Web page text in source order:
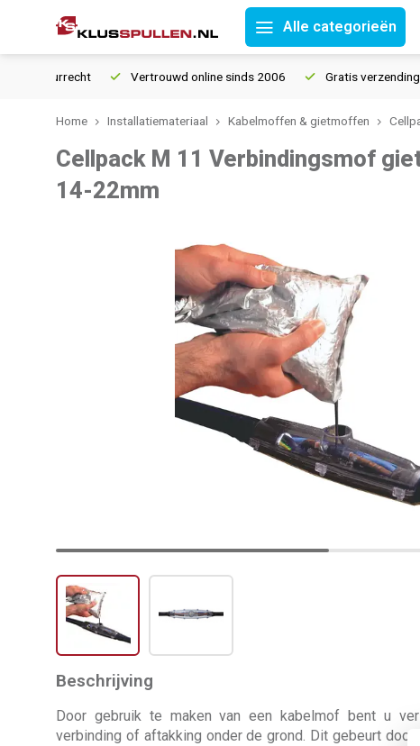
Alle categorieën
retourrecht Vertrouwd online sinds 2006 Gratis verzending
Home Installatiemateriaal Kabelmoffen & gietmoffen
Cellpack M 11 Verbindingsmof
14-22mm
Beschrijving
Door gebruik te maken van een kabelmof bent u
verbinding of aftakking onder de grond. Dit gebeurt door